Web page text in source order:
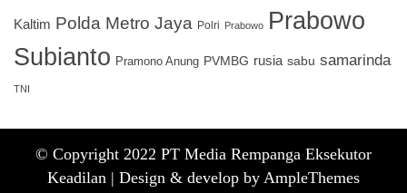
Kaltim Polda Metro Jaya Polri Prabowo Prabowo
Subianto Pramono Anung PVMBG rusia sabu samarinda
TNI
© Copyright 2022 PT Media Rempanga Eksekutor
Keadilan | Design & develop by AmpleThemes